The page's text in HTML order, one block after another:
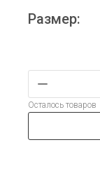
Размер:
Осталось товаров